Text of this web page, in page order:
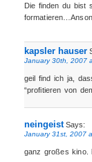
Die finden du bist
kapsler hauser
January 30th, 2007
geil find ich ja,
“profitieren von
neingeistSays:
January 31st, 2007
ganz großes kino.